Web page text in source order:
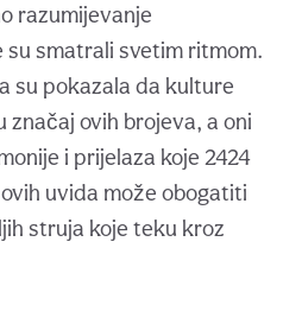
razumijevanje
su smatrali svetim ritmom.
su pokazala da kulture
ovih brojeva, a oni
i prijelaza koje 2424
uvida može obogatiti
struja koje teku kroz